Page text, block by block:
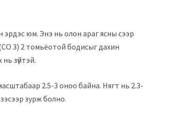
юм. Энэ нь олон араг ясны сээр
(CO 3) 2 томьёотой бодисыг дахин
зүйтэй.
2.5-3 оноо байна. Нягт нь 2.3-
зурж болно.